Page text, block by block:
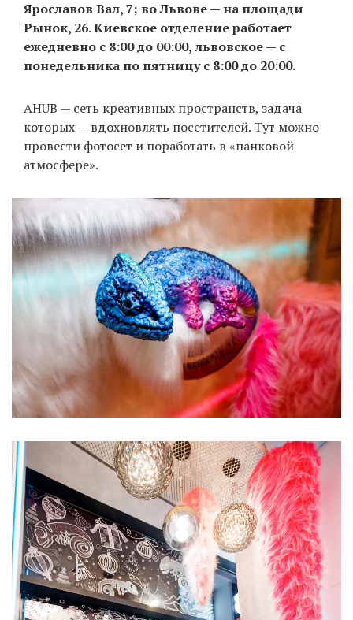
Ярославов Вал, 7; во Львове — на площади
Рынок, 26. Киевское отделение работает
ежедневно с 8:00 до 00:00, львовское — с
понедельника по пятницу с 8:00 до 20:00.
AHUB — сеть креативных пространств, задача
которых — вдохновлять посетителей. Тут можно
провести фотосет и поработать в «панковой
атмосфере».